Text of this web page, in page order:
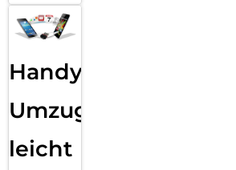
Handy
Umzug
leicht